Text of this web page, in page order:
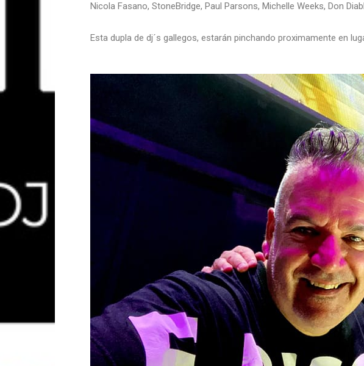
Nicola Fasano, StoneBridge, Paul Parsons, Michelle Weeks, Don
Esta dupla de dj´s gallegos, estarán pinchando proximamente en